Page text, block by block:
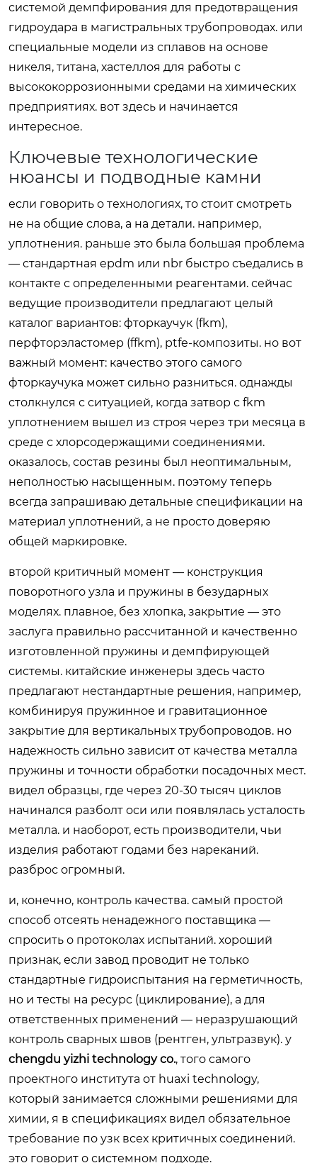
системой демпфирования для предотвращения
гидроудара в магистральных трубопроводах. или
специальные модели из сплавов на основе
никеля, титана, хастеллоя для работы с
высококоррозионными средами на химических
предприятиях. вот здесь и начинается
интересное.
Ключевые технологические
нюансы и подводные камни
если говорить о технологиях, то стоит смотреть
не на общие слова, а на детали. например,
уплотнения. раньше это была большая проблема
— стандартная epdm или nbr быстро съедались в
контакте с определенными реагентами. сейчас
ведущие производители предлагают целый
каталог вариантов: фторкаучук (fkm),
перфторэластомер (ffkm), ptfe-композиты. но вот
важный момент: качество этого самого
фторкаучука может сильно разниться. однажды
столкнулся с ситуацией, когда затвор с fkm
уплотнением вышел из строя через три месяца в
среде с хлорсодержащими соединениями.
оказалось, состав резины был неоптимальным,
неполностью насыщенным. поэтому теперь
всегда запрашиваю детальные спецификации на
материал уплотнений, а не просто доверяю
общей маркировке.
второй критичный момент — конструкция
поворотного узла и пружины в безударных
моделях. плавное, без хлопка, закрытие — это
заслуга правильно рассчитанной и качественно
изготовленной пружины и демпфирующей
системы. китайские инженеры здесь часто
предлагают нестандартные решения, например,
комбинируя пружинное и гравитационное
закрытие для вертикальных трубопроводов. но
надежность сильно зависит от качества металла
пружины и точности обработки посадочных мест.
видел образцы, где через 20-30 тысяч циклов
начинался разболт оси или появлялась усталость
металла. и наоборот, есть производители, чьи
изделия работают годами без нареканий.
разброс огромный.
и, конечно, контроль качества. самый простой
способ отсеять ненадежного поставщика —
спросить о протоколах испытаний. хороший
признак, если завод проводит не только
стандартные гидроиспытания на герметичность,
но и тесты на ресурс (циклирование), а для
ответственных применений — неразрушающий
контроль сварных швов (рентген, ультразвук). у
chengdu yizhi technology co., того самого
проектного института от huaxi technology,
который занимается сложными решениями для
химии, я в спецификациях видел обязательное
требование по узк всех критичных соединений.
это говорит о системном подходе.